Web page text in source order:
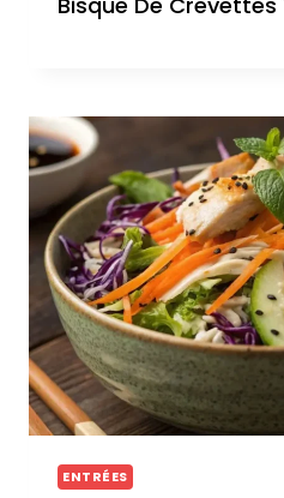
ENTRÉES